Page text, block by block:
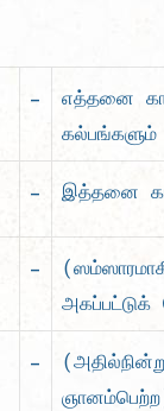
–
எத்தனை
– இத்தனை
–
–